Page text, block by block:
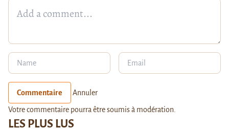
LES PLUS LUS
Commentaire Annuler
Votre commentaire pourra être soumis à modération.